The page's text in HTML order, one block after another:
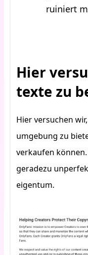
ruiniert
Hier
texte zu
Hier versuchen
umgebung zu
verkaufen
geradezu
eigentum.